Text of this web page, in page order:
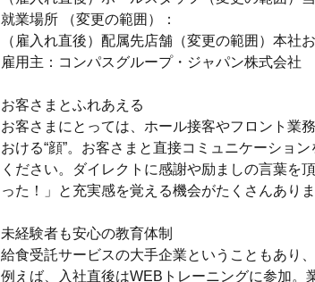
就業場所 （変更の範囲）：
（雇入れ直後）配属先店舗（変更の範囲）本社
雇用主：コンパスグループ・ジャパン株式会社
お客さまとふれあえる
お客さまにとっては、ホール接客やフロント業
おける“顔”。お客さまと直接コミュニケーショ
ください。ダイレクトに感謝や励ましの言葉を
った！」と充実感を覚える機会がたくさんありま
未経験者も安心の教育体制
給食受託サービスの大手企業ということもあり
例えば、入社直後はWEBトレーニングに参加。